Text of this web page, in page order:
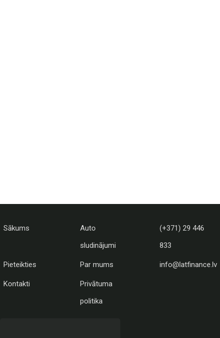
Sākums
Auto
sludinājumi
(+371) 29 446
833
Pieteikties Par mums info@latfinance.lv
Kontakti
Privātuma
politika